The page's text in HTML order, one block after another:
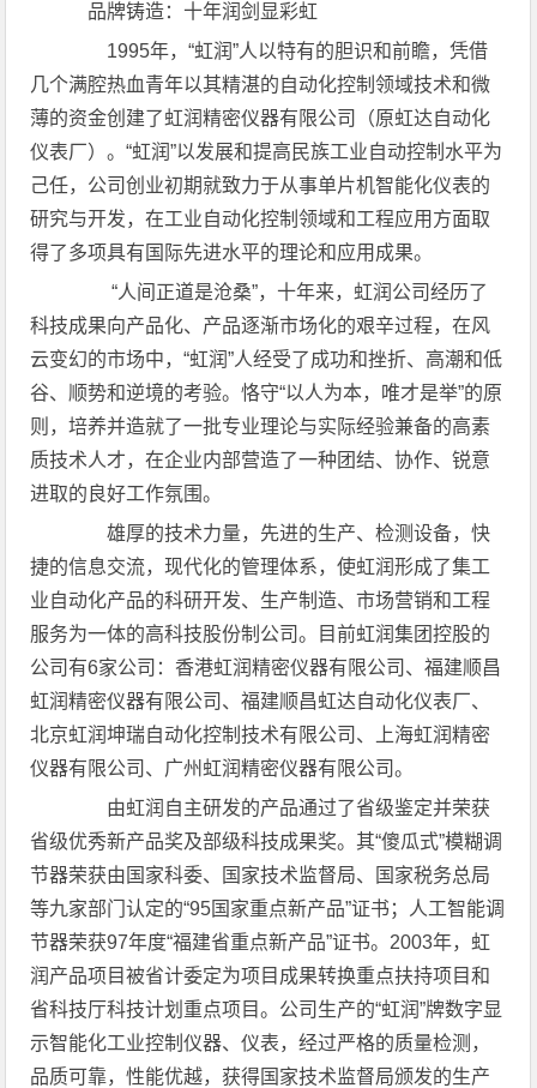
品牌铸造：十年润剑显彩虹
1995年，“虹润”人以特有的胆识和前瞻，凭借
几个满腔热血青年以其精湛的自动化控制领域技术和微
薄的资金创建了虹润精密仪器有限公司（原虹达自动化
仪表厂）。“虹润”以发展和提高民族工业自动控制水平为
己任，公司创业初期就致力于从事单片机智能化仪表的
研究与开发，在工业自动化控制领域和工程应用方面取
得了多项具有国际先进水平的理论和应用成果。
“人间正道是沧桑”，十年来，虹润公司经历了
科技成果向产品化、产品逐渐市场化的艰辛过程，在风
云变幻的市场中，“虹润”人经受了成功和挫折、高潮和低
谷、顺势和逆境的考验。恪守“以人为本，唯才是举”的原
则，培养并造就了一批专业理论与实际经验兼备的高素
质技术人才，在企业内部营造了一种团结、协作、锐意
进取的良好工作氛围。
雄厚的技术力量，先进的生产、检测设备，快
捷的信息交流，现代化的管理体系，使虹润形成了集工
业自动化产品的科研开发、生产制造、市场营销和工程
服务为一体的高科技股份制公司。目前虹润集团控股的
公司有6家公司：香港虹润精密仪器有限公司、福建顺昌
虹润精密仪器有限公司、福建顺昌虹达自动化仪表厂、
北京虹润坤瑞自动化控制技术有限公司、上海虹润精密
仪器有限公司、广州虹润精密仪器有限公司。
由虹润自主研发的产品通过了省级鉴定并荣获
省级优秀新产品奖及部级科技成果奖。其“傻瓜式”模糊调
节器荣获由国家科委、国家技术监督局、国家税务总局
等九家部门认定的“95国家重点新产品”证书；人工智能调
节器荣获97年度“福建省重点新产品”证书。2003年，虹
润产品项目被省计委定为项目成果转换重点扶持项目和
省科技厅科技计划重点项目。公司生产的“虹润”牌数字显
示智能化工业控制仪器、仪表，经过严格的质量检测，
品质可靠，性能优越，获得国家技术监督局颁发的生产